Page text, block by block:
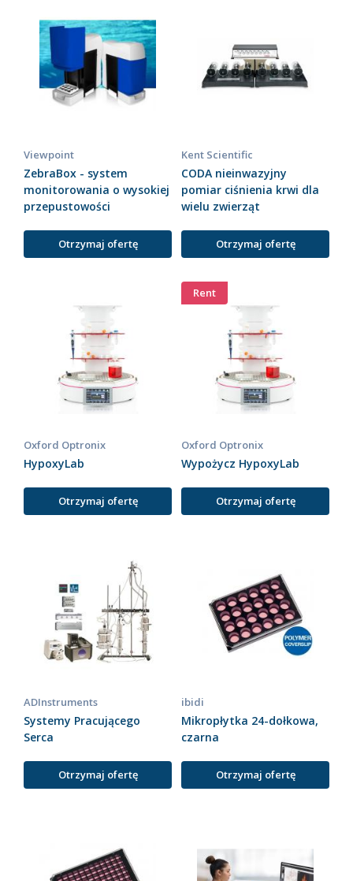
Viewpoint
ZebraBox - system
monitorowania o wysokiej
przepustowości
Otrzymaj ofertę
Kent Scientific
CODA nieinwazyjny
pomiar ciśnienia krwi dla
wielu zwierząt
Otrzymaj ofertę
Oxford Optronix
HypoxyLab
Otrzymaj ofertę
Rent
Oxford Optronix
Wypożycz HypoxyLab
Otrzymaj ofertę
ADInstruments
Systemy Pracującego
Serca
Otrzymaj ofertę
ibidi
Mikropłytka 24-dołkowa,
czarna
Otrzymaj ofertę